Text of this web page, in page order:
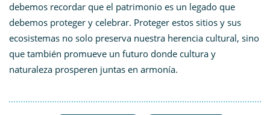
debemos recordar que el patrimonio es un legado que
debemos proteger y celebrar. Proteger estos sitios y sus
ecosistemas no solo preserva nuestra herencia cultural, sino
que también promueve un futuro donde cultura y
naturaleza prosperen juntas en armonía.